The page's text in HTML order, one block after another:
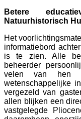
Betere
Natuurhistorisch
Het
informatiebord
is te zien. Alle
beheerder
velen van hen
wetenschappelijke
vergezeld van
allen blijken een
vastgelegde